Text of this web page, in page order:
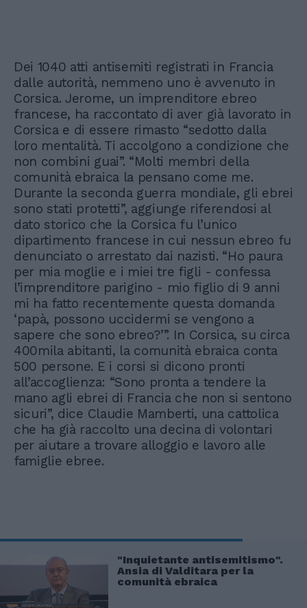
Dei 1040 atti antisemiti registrati in Francia
dalle autorità, nemmeno uno è avvenuto in
Corsica. Jerome, un imprenditore ebreo
francese, ha raccontato di aver già lavorato in
Corsica e di essere rimasto “sedotto dalla
loro mentalità. Ti accolgono a condizione che
non combini guai”. “Molti membri della
comunità ebraica la pensano come me.
Durante la seconda guerra mondiale, gli ebrei
sono stati protetti”, aggiunge riferendosi al
dato storico che la Corsica fu l’unico
dipartimento francese in cui nessun ebreo fu
denunciato o arrestato dai nazisti. “Ho paura
per mia moglie e i miei tre figli - confessa
l’imprenditore parigino - mio figlio di 9 anni
mi ha fatto recentemente questa domanda
‘papà, possono uccidermi se vengono a
sapere che sono ebreo?’”. In Corsica, su circa
400mila abitanti, la comunità ebraica conta
500 persone. E i corsi si dicono pronti
all’accoglienza: “Sono pronta a tendere la
mano agli ebrei di Francia che non si sentono
sicuri”, dice Claudie Mamberti, una cattolica
che ha già raccolto una decina di volontari
per aiutare a trovare alloggio e lavoro alle
famiglie ebree.
"Inquietante antisemitismo".
Ansia di Valditara per la
comunità ebraica